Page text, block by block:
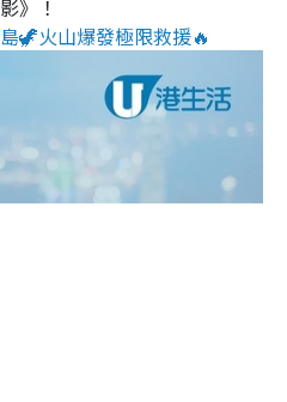
》！
🦖火山爆發極限救援🔥